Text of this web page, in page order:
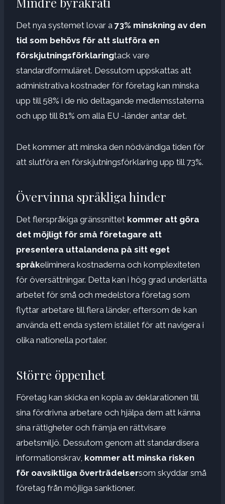
Det nya systemet lovar a 73% minskning av den
tid som behövs för att slutföra en
förskjutningsförklaringtack vare
standardformuläret. Dessutom uppskattas att
administrativa kostnader för företag kan minska
upp till 58% i de nio deltagande medlemsstaterna
och upp till 81% om alla EU -länder antar det.
Det kommer att minska den nödvändiga tiden för
att slutföra en förskjutningsförklaring upp till 73%.
Övervinna språkliga hinder
Det flerspråkiga gränssnittet kommer att göra
det möjligt för små företagare att
presentera uttalandena på sitt eget
språkeliminera kostnaderna och komplexiteten
för översättningar. Detta kan i hög grad underlätta
arbetet för små och medelstora företag som
flyttar arbetare till flera länder, eftersom de kan
använda ett enda system istället för att navigera i
olika nationella portaler.
Större öppenhet
Företag kan skicka en kopia av deklarationen till
sina fördrivna arbetare och hjälpa dem att känna
sina rättigheter och främja en rättvisare
arbetsmiljö. Dessutom genom att standardisera
informationskrav, kommer att minska risken
för oavsiktliga överträdelsersom skyddar små
företag från möjliga sanktioner.